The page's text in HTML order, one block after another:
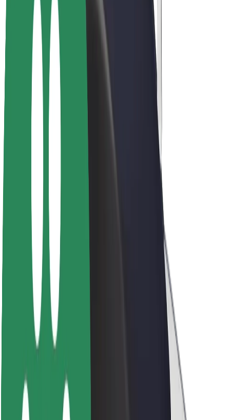
Vydělávejte s Boltem
Řidiči
Výdělky řidiče
Kurýři
Výdělky kurýra
Partneři Bolt Food
Udržitelnost podle Boltu
Projekt Zero
Blog
Tiskové centrum
Pokyny ke značce
Naše poslání
Vztahy s investory
Vedení
Městský fond
Bezpečnost